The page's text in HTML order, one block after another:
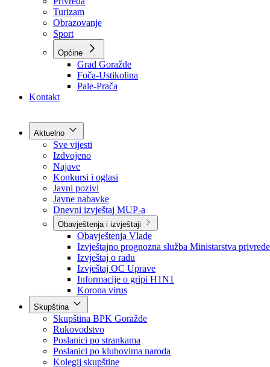
Simboli kantona (Grb, zastava)
Historija (digitalni muzej)
Privreda
Turizam
Obrazovanje
Sport
Općine
Kontakt
Aktuelno
Sve vijesti
Izdvojeno
Najave
Konkursi i oglasi
Javni pozivi
Javne nabavke
Dnevni izvještaj MUP-a
Obavještenja i izvještaji
Obavještenja Vlade
Izvještajno prognozna služba Ministarstva privrede
Izvještaj o radu
Izvještaj OC Uprave
Informacije o gripi H1N1
Korona virus
Skupština
Skupština BPK Goražde
Rukovodstvo